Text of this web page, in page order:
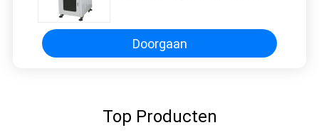
Doorgaan
Top Producten